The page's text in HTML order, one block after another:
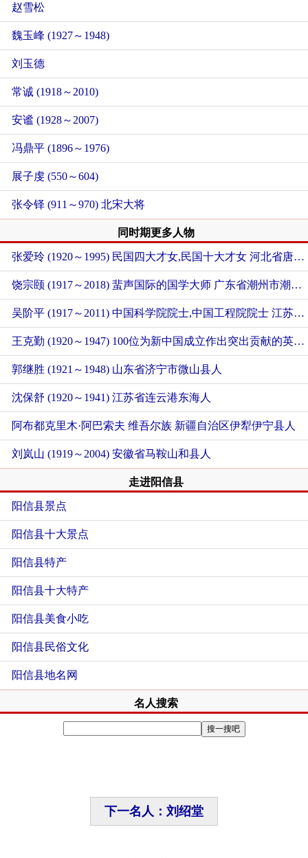
赵雪松
魏玉峰 (1927～1948)
刘玉德
常诚 (1918～2010)
安谧 (1928～2007)
冯鼎平 (1896～1976)
展子虔 (550～604)
张令铎 (911～970) 北宋大将
同时期更多人物
张爱玲 (1920～1995) 民国四大才女,民国十大才女 河北省唐山市丰润区人
饶宗颐 (1917～2018) 蜚声国际的国学大师 广东省潮州市潮安区人
吴阶平 (1917～2011) 中国科学院院士,中国工程院院士 江苏省常州人
王克勤 (1920～1947) 100位为新中国成立作出突出贡献的英雄模范人物
郭继胜 (1921～1948) 山东省济宁市微山县人
沈保舒 (1920～1941) 江苏省连云港东海人
阿布都克里木·阿巴索夫 维吾尔族 新疆自治区伊犁伊宁县人
刘岚山 (1919～2004) 安徽省马鞍山和县人
走进阳信县
阳信县景点
阳信县十大景点
阳信县特产
阳信县十大特产
阳信县美食小吃
阳信县民俗文化
阳信县地名网
名人搜索
下一名人：刘绍堂